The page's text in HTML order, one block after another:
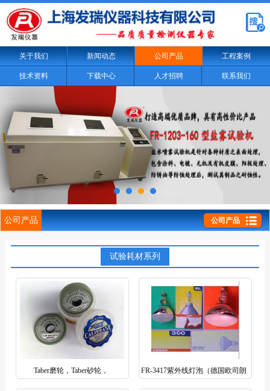
关于我们 新闻动态 公司产品 工程案例
技术资料 下载中心 人才招聘 联系我们
公司产品 公司产品
试验耗材系列
Taber磨轮，Taber砂轮，
FR-3417紫外线灯泡（德国欧司朗